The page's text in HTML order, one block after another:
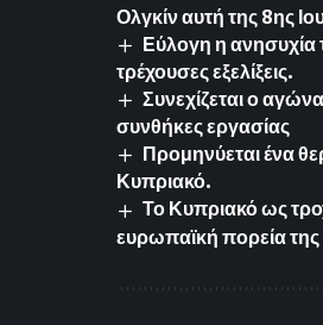
Ολγκίν αυτή της 8ης
Εύλογη η ανησυχία
τρέχουσες εξελίξεις.
Συνεχίζεται ο
συνθήκες εργασίας
Προμηνύεται ένα
Κυπριακό.
Το Κυπριακό ως
ευρωπαϊκή πορεία της